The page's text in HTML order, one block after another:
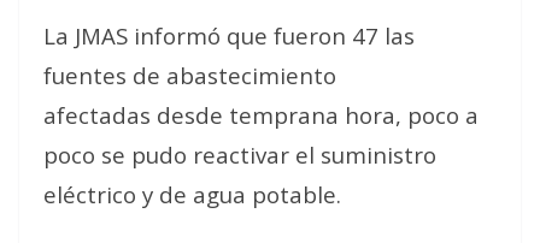
La JMAS informó que fueron 47 las
fuentes de abastecimiento
afectadas desde temprana hora, poco a
poco se pudo reactivar el suministro
eléctrico y de agua potable.